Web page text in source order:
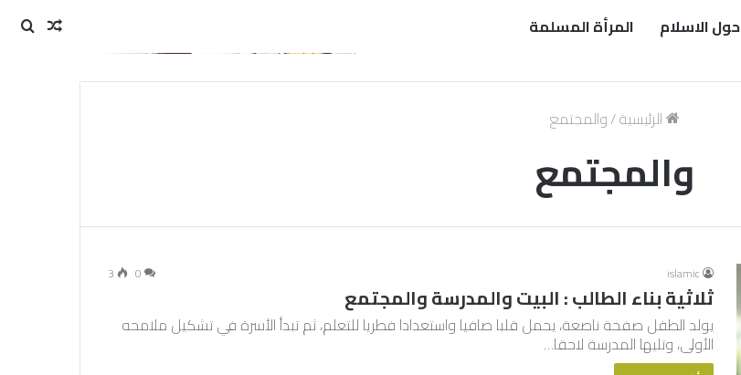
حول الاسلام المرأة المسلمة
مقال
الرئيسية/والمجتمع
والمجتمع
islamic
0
3
ثلاثية بناء الطالب : البيت والمدرسة والمجتمع
يولد الطفل صفحة ناصعة، يحمل قلبا صافيا واستعدادا فطريا للتعلم، ثم تبدأ الأسرة في تشكيل ملامحه
الأولى، وتليها المدرسة لاحقا…